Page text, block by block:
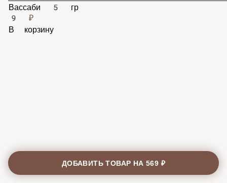
В корзину
Вассаби 5 гр
ДОБАВИТЬ ТОВАР НА569 ₽